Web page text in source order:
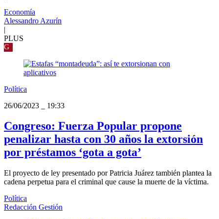
Economía
Alessandro Azurín
|
PLUS
G
Política
26/06/2023
19:33
Congreso: Fuerza Popular propone
penalizar hasta con 30 años la extorsión
por préstamos ‘gota a gota’
El proyecto de ley presentado por Patricia Juárez también plantea la
cadena perpetua para el criminal que cause la muerte de la víctima.
Política
Redacción Gestión